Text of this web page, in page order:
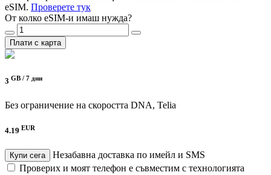
eSIM. Проверете тук
От колко eSIM-и имаш нужда?
Плати с карта
3 GB / 7 дни
Без ограничение на скоростта DNA, Telia
4.19 EUR
Купи сега
Незабавна доставка по имейл и SMS
Проверих и моят телефон е съвместим с технологията